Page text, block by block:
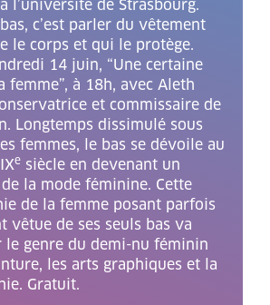
l’université de Strasbourg.
c’est parler du vêtement
le corps et qui le protège.
14 juin, “Une certaine
femme”, à 18h, avec Aleth
et commissaire de
Longtemps dissimulé sous
femmes, le bas se dévoile au
e siècle en devenant un
la mode féminine. Cette
de la femme posant parfois
vêtue de ses seuls bas va
le genre du demi-nu féminin
les arts graphiques et la
Gratuit.